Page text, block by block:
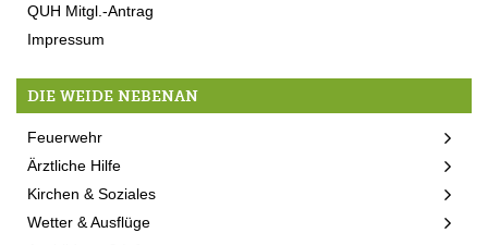
QUH Mitgl.-Antrag
Impressum
DIE WEIDE NEBENAN
Feuerwehr
Ärztliche Hilfe
Kirchen & Soziales
Wetter & Ausflüge